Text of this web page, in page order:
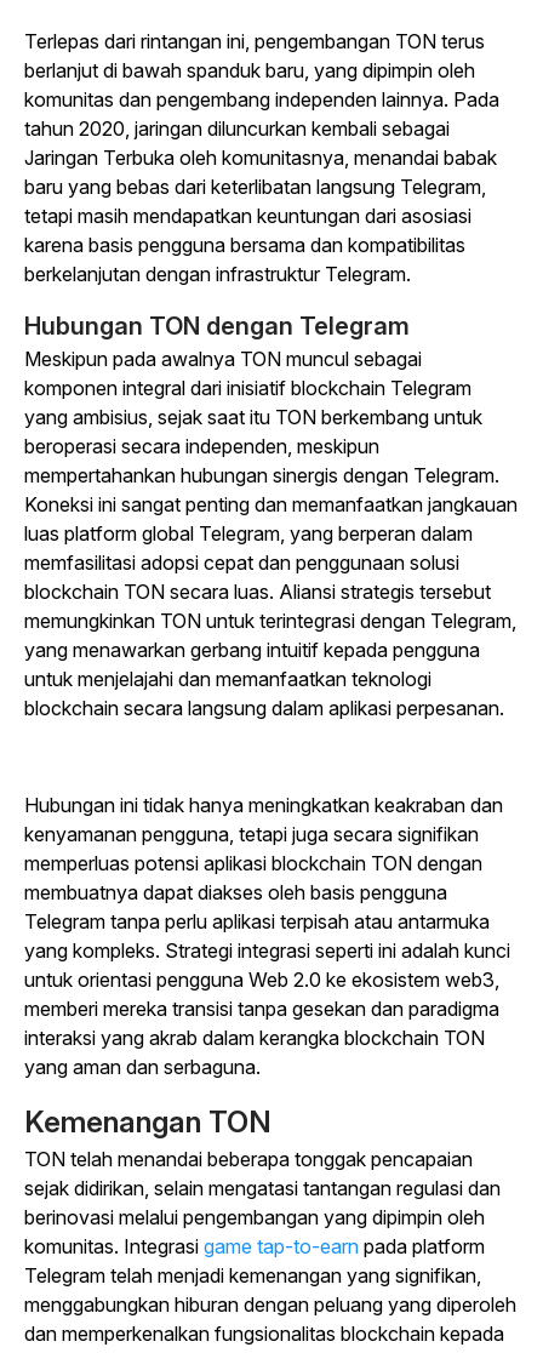
Terlepas dari rintangan ini, pengembangan TON terus
berlanjut di bawah spanduk baru, yang dipimpin oleh
komunitas dan pengembang independen lainnya. Pada
tahun 2020, jaringan diluncurkan kembali sebagai
Jaringan Terbuka oleh komunitasnya, menandai babak
baru yang bebas dari keterlibatan langsung Telegram,
tetapi masih mendapatkan keuntungan dari asosiasi
karena basis pengguna bersama dan kompatibilitas
berkelanjutan dengan infrastruktur Telegram.
Hubungan TON dengan Telegram
Meskipun pada awalnya TON muncul sebagai
komponen integral dari inisiatif blockchain Telegram
yang ambisius, sejak saat itu TON berkembang untuk
beroperasi secara independen, meskipun
mempertahankan hubungan sinergis dengan Telegram.
Koneksi ini sangat penting dan memanfaatkan jangkauan
luas platform global Telegram, yang berperan dalam
memfasilitasi adopsi cepat dan penggunaan solusi
blockchain TON secara luas. Aliansi strategis tersebut
memungkinkan TON untuk terintegrasi dengan Telegram,
yang menawarkan gerbang intuitif kepada pengguna
untuk menjelajahi dan memanfaatkan teknologi
blockchain secara langsung dalam aplikasi perpesanan.
Hubungan ini tidak hanya meningkatkan keakraban dan
kenyamanan pengguna, tetapi juga secara signifikan
memperluas potensi aplikasi blockchain TON dengan
membuatnya dapat diakses oleh basis pengguna
Telegram tanpa perlu aplikasi terpisah atau antarmuka
yang kompleks. Strategi integrasi seperti ini adalah kunci
untuk orientasi pengguna Web 2.0 ke ekosistem web3,
memberi mereka transisi tanpa gesekan dan paradigma
interaksi yang akrab dalam kerangka blockchain TON
yang aman dan serbaguna.
Kemenangan TON
TON telah menandai beberapa tonggak pencapaian
sejak didirikan, selain mengatasi tantangan regulasi dan
berinovasi melalui pengembangan yang dipimpin oleh
komunitas. Integrasi game tap-to-earn pada platform
Telegram telah menjadi kemenangan yang signifikan,
menggabungkan hiburan dengan peluang yang diperoleh
dan memperkenalkan fungsionalitas blockchain kepada